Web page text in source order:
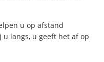
u op afstand
langs, u geeft het af op